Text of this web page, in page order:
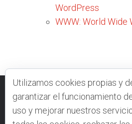
WordPress
WWW: World Wide
VELNEO.COM CONTACTO
POLÍTICA DE USO
Utilizamos cookies propias y
garantizar el funcionamiento
uso y mejorar nuestros